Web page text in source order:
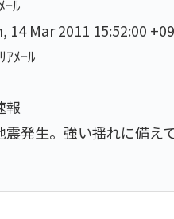
ｰﾙ
14 Mar 2011 15:52:00
ｱﾒｰﾙ
報
発生。強い揺れに備え